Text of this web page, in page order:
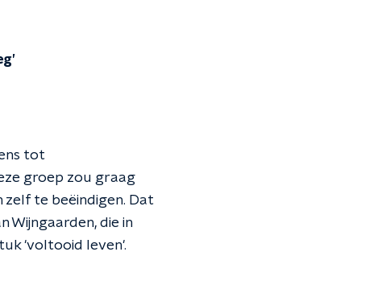
tot
groep zou graag
te beëindigen. Dat
Wijngaarden, die in
'voltooid leven'.